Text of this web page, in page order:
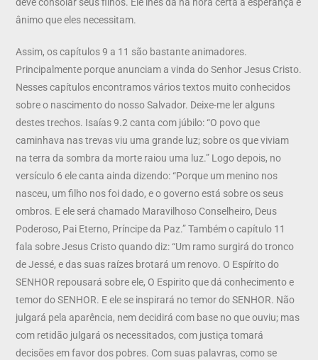
ânimo que eles necessitam.
Assim, os capítulos 9 a 11 são bastante animadores.
Principalmente porque anunciam a vinda do Senhor Jesus Cristo.
Nesses capítulos encontramos vários textos muito conhecidos
sobre o nascimento do nosso Salvador. Deixe-me ler alguns
destes trechos. Isaías 9.2 canta com júbilo: “O povo que
caminhava nas trevas viu uma grande luz; sobre os que viviam
na terra da sombra da morte raiou uma luz.” Logo depois, no
versículo 6 ele canta ainda dizendo: “Porque um menino nos
nasceu, um filho nos foi dado, e o governo está sobre os seus
ombros. E ele será chamado Maravilhoso Conselheiro, Deus
Poderoso, Pai Eterno, Príncipe da Paz.” Também o capítulo 11
fala sobre Jesus Cristo quando diz: “Um ramo surgirá do tronco
de Jessé, e das suas raízes brotará um renovo. O Espírito do
SENHOR repousará sobre ele, O Espirito que dá conhecimento e
temor do SENHOR. E ele se inspirará no temor do SENHOR. Não
julgará pela aparência, nem decidirá com base no que ouviu; mas
com retidão julgará os necessitados, com justiça tomará
decisões em favor dos pobres. Com suas palavras, como se